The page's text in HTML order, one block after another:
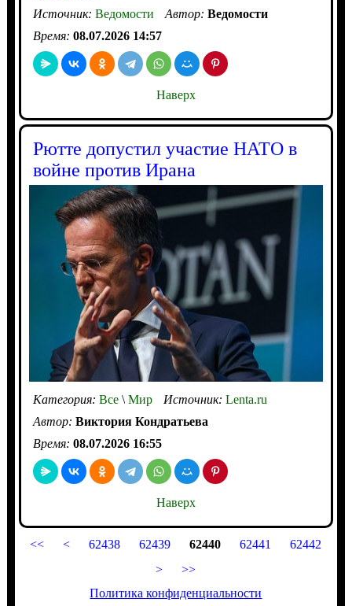
Источник: Ведомости Автор: Ведомости
Время: 08.07.2026 14:57
Наверх
Рютте допустил участие НАТО в
войне против Ирана
Категория: Все\Мир Источник: Lenta.ru
Автор: Виктория Кондратьева
Время: 08.07.2026 16:55
Наверх
<< < 62438 62439 62440 62441
62442
>
>>
Политика конфиденциальности